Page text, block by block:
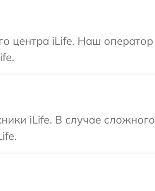
центра iLife. Наш оператор
iLife. В случае сложного